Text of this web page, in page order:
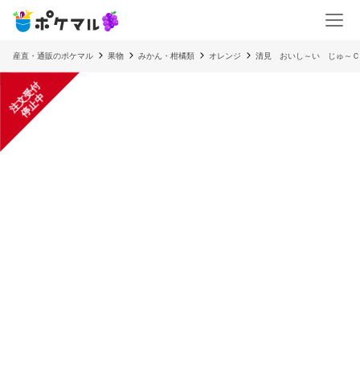
産直・通販のポケマル 果物 みかん・柑橘類 オレンジ 清見 おいし～い じゅ～
注
文
受
付
停
止
中